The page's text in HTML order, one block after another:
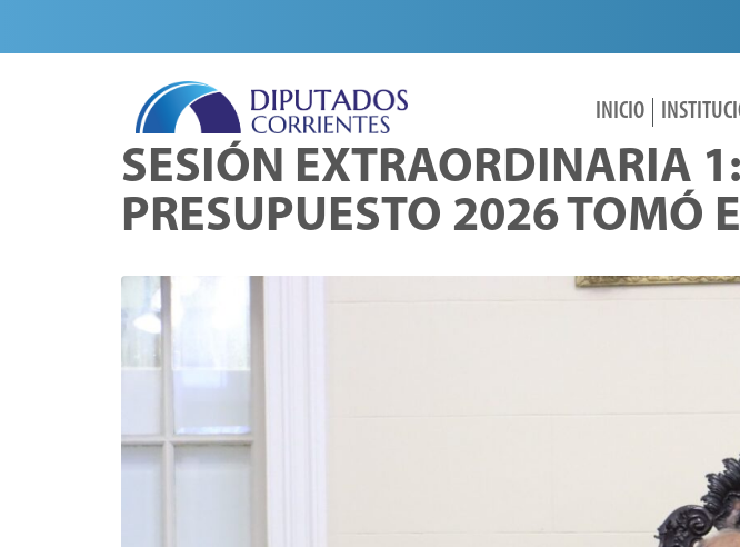
INICIO
SESIÓN EXTRAORDINARIA
PRESUPUESTO 2026 TOMÓ